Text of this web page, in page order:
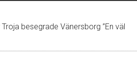
besegrade Vänersborg ”En väl